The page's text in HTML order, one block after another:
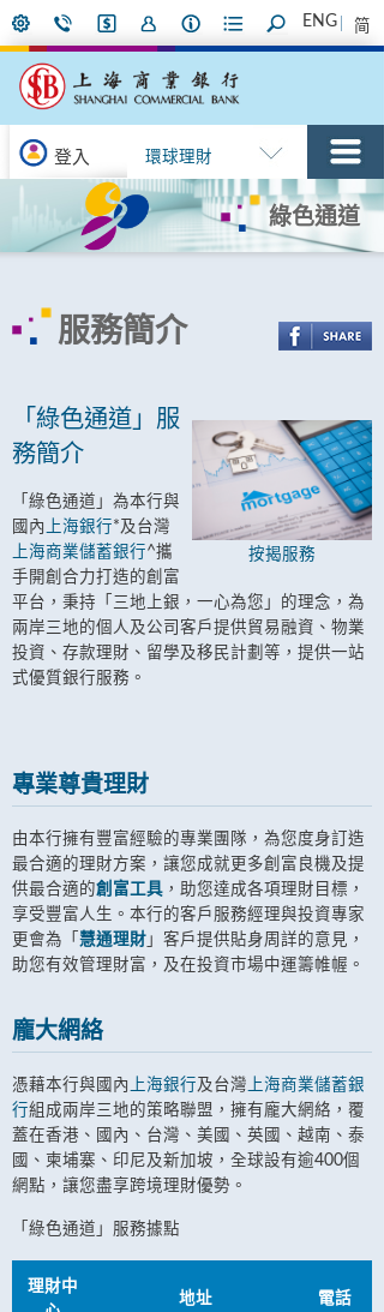
ENG 简
登入 環球理財
綠色通道
服務簡介
按揭服務
「綠色通道」服
務簡介
「綠色通道」為本行與
國內 上海銀行*及台灣
上海商業儲蓄銀行^攜
手開創合力打造的創富
平台，秉持「三地上銀，一心為您」的理念，為
兩岸三地的個人及公司客戶提供貿易融資、物業
投資、存款理財、留學及移民計劃等，提供一站
式優質銀行服務。
專業尊貴理財
由本行擁有豐富經驗的專業團隊，為您度身訂造
最合適的理財方案，讓您成就更多創富良機及提
供最合適的創富工具 ，助您達成各項理財目標，
享受豐富人生。本行的客戶服務經理與投資專家
更會為「 慧通理財 」客戶提供貼身周詳的意見，
助您有效管理財富，及在投資市場中運籌帷幄。
龐大網絡
憑藉本行與國內 上海銀行及台灣 上海商業儲蓄銀
行組成兩岸三地的策略聯盟，擁有龐大網絡，覆
蓋在香港、國內、台灣、美國、英國、越南、泰
國、柬埔寨、印尼及新加坡，全球設有逾400個
網點，讓您盡享跨境理財優勢。
「綠色通道」服務據點
理財中
地址 電話